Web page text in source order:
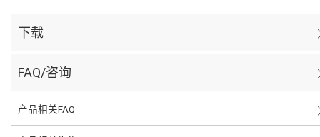
下载
FAQ/咨询
产品相关FAQ